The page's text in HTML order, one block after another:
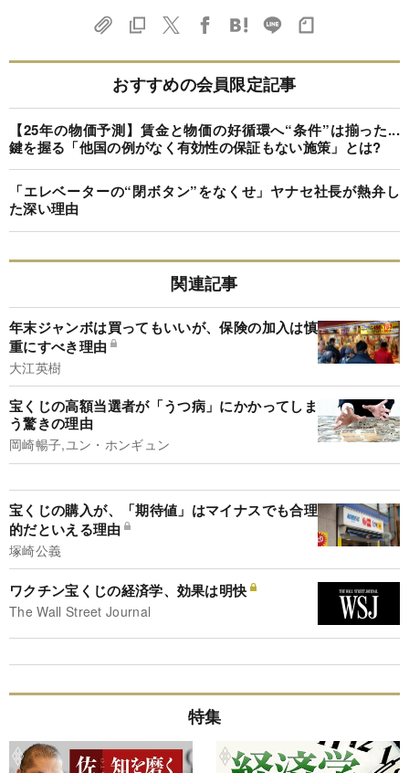
おすすめの会員限定記事
【25年の物価予測】賃金と物価の好循環へ“条件”は揃った...
鍵を握る「他国の例がなく有効性の保証もない施策」とは?
「エレベーターの“閉ボタン”をなくせ」ヤナセ社長が熱弁し
た深い理由
関連記事
年末ジャンボは買ってもいいが、保険の加入は慎
重にすべき理由
大江英樹
宝くじの高額当選者が「うつ病」にかかってしま
う驚きの理由
岡崎暢子,ユン・ホンギュン
宝くじの購入が、「期待値」はマイナスでも合理
的だといえる理由
塚崎公義
ワクチン宝くじの経済学、効果は明快
The Wall Street Journal
特集